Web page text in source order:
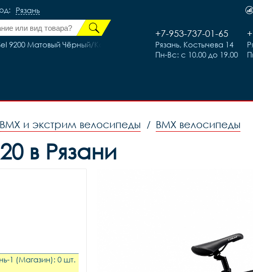
Рязань
9200 Матовый Чёрный/Коричневый 17р (на раму 155-173)
+7-953-737-01-65
Рязань, Костычева 14
Пн-Вс: с 10.00 до 19.00
BMX и экстрим велосипеды / BMX велосипеды
в Рязани
1 (Магазин): 0 шт.